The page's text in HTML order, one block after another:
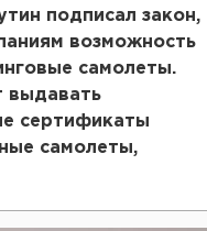
подписал закон,
возможность
самолеты.
выдавать
сертификаты
самолеты,